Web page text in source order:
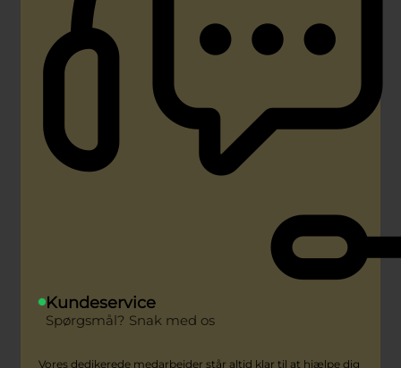
Kundeservice
Spørgsmål? Snak med os
Vores dedikerede medarbejder står altid klar til at hjælpe dig